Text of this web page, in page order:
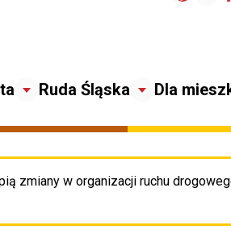
Ruda Śląska Dla
zmiany w organizacji ruchu